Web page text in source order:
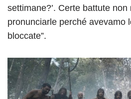
settimane?’. Certe battute
pronunciarle perché avevamo
bloccate”.